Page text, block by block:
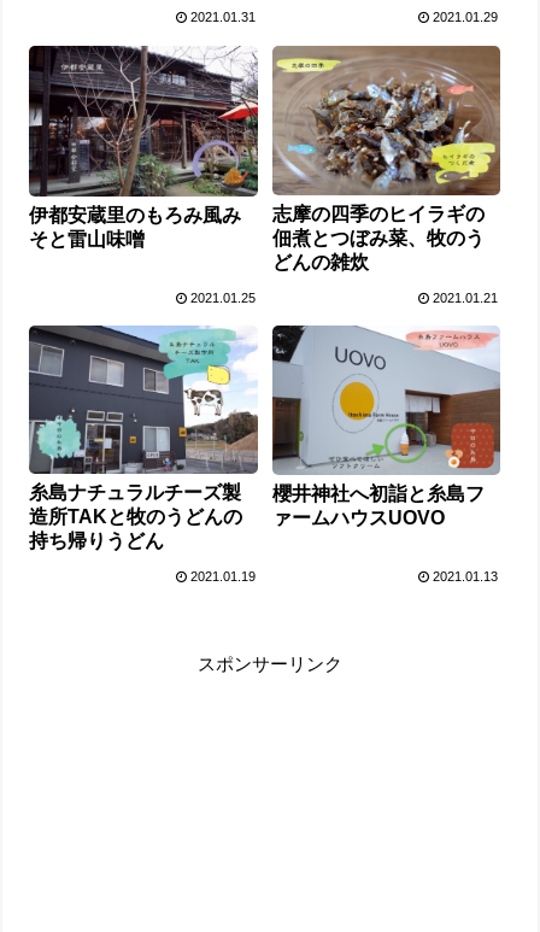
2021.01.31 2021.01.29
伊都安蔵里のもろみ風み
そと雷山味噌
2021.01.25
志摩の四季のヒイラギの
佃煮とつぼみ菜、牧のう
どんの雑炊
2021.01.21
糸島ナチュラルチーズ製
造所TAKと牧のうどんの
持ち帰りうどん
2021.01.19
櫻井神社へ初詣と糸島フ
ァームハウスUOVO
2021.01.13
スポンサーリンク